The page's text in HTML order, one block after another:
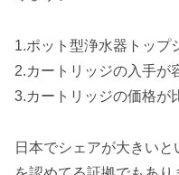
1.ポット型浄水器トップ
2.カートリッジの入手が
3.カートリッジの価格が
日本でシェアが大きい